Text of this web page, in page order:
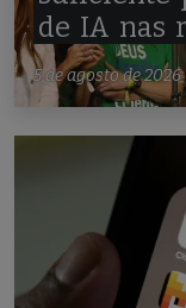
de IA nas
5 de agosto de 2026